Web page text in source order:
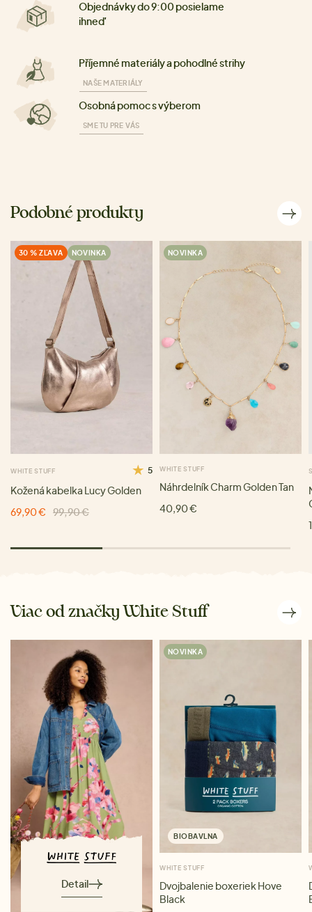
Objednávky do 9:00 posielame
ihneď
Příjemné materiály a pohodlné strihy
NAŠE MATERIÁLY
Osobná pomoc s výberom
SME TU PRE VÁS
Podobné produkty
30 % ZĽAVA NOVINKA
WHITE STUFF 5
Kožená kabelka Lucy Golden
69,90 €
99,90 €
NOVINKA
WHITE STUFF
Náhrdelník Charm Golden Tan
40,90 €
Viac od značky White Stuff
Detail
NOVINKA
BIOBAVLNA
WHITE STUFF
Dvojbalenie boxeriek Hove
Black